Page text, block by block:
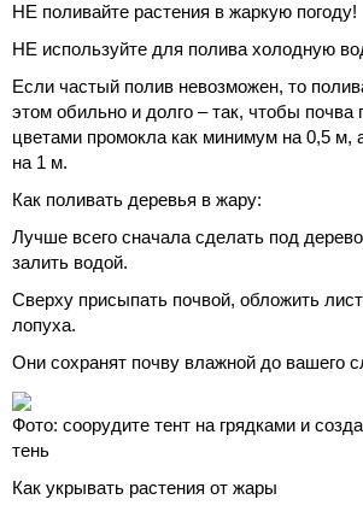
НЕ поливайте растения в жаркую погоду!
НЕ используйте для полива холодную
Если частый полив невозможен, то
этом обильно и долго – так, чтобы
цветами промокла как минимум на 0,5 м,
на 1 м.
Как поливать деревья в жару:
Лучше всего сначала сделать под
залить водой.
Сверху присыпать почвой, обложить
лопуха.
Они сохранят почву влажной до вашего
Фото: соорудите тент на грядками и
тень
Как укрывать растения от жары